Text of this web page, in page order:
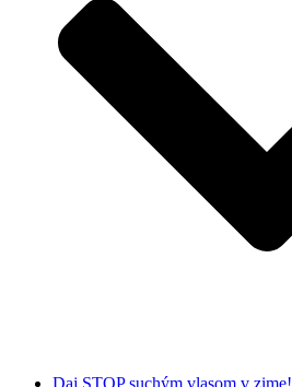
Daj STOP suchým vlasom v zime!